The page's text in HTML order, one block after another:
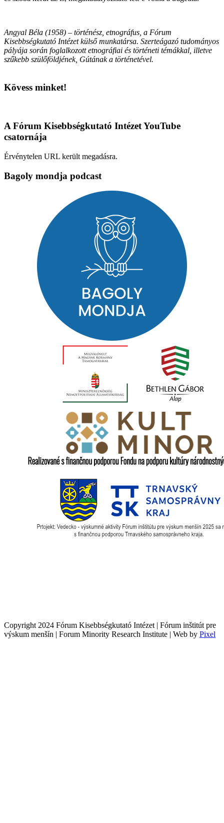
Angyal Béla (1958) – történész, etnográfus, a Fórum
Kisebbségkutató Intézet külső munkatársa. Szerteágazó tudományos
pályája során foglalkozott etnográfiai és történeti témákkal, illetve
szűkebb szülőföldjének, Gútának a történetével.
Kövess minket!
A Fórum Kisebbségkutató Intézet YouTube
csatornája
Érvénytelen URL került megadásra.
Bagoly mondja podcast
Copyright 2024 Fórum Kisebbségkutató Intézet | Fórum inštitút pre
výskum menšín | Forum Minority Research Institute | Web by Pixel